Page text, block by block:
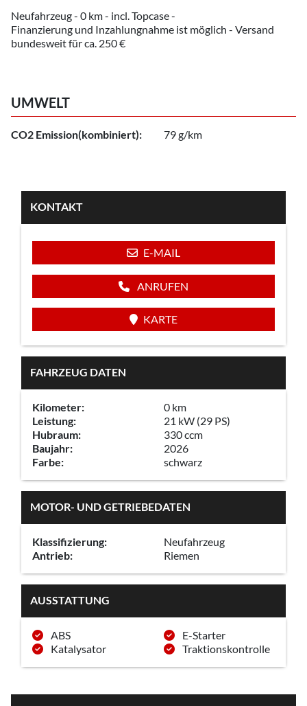
Neufahrzeug - 0 km - incl. Topcase -
Finanzierung und Inzahlungnahme ist möglich - Versand
bundesweit für ca. 250 €
UMWELT
CO2 Emission(kombiniert): 79 g/km
KONTAKT
E-MAIL
ANRUFEN
KARTE
FAHRZEUG DATEN
Kilometer:
0 km
Leistung:
21 kW (29 PS)
Hubraum:
330 ccm
Baujahr:
2026
Farbe:
schwarz
MOTOR- UND GETRIEBEDATEN
Klassifizierung:
Neufahrzeug
Antrieb:
Riemen
AUSSTATTUNG
ABS
E-Starter
Katalysator
Traktionskontrolle